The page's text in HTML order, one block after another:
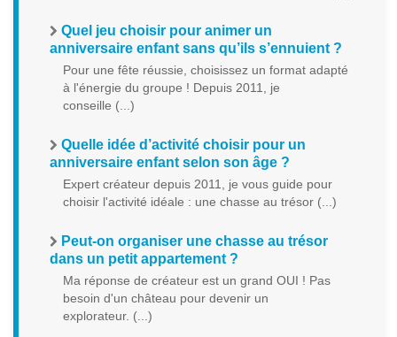
Quel jeu choisir pour animer un
anniversaire enfant sans qu’ils s’ennuient ?
Pour une fête réussie, choisissez un format adapté
à l'énergie du groupe ! Depuis 2011, je
conseille (...)
Quelle idée d’activité choisir pour un
anniversaire enfant selon son âge ?
Expert créateur depuis 2011, je vous guide pour
choisir l'activité idéale : une chasse au trésor (...)
Peut-on organiser une chasse au trésor
dans un petit appartement ?
Ma réponse de créateur est un grand OUI ! Pas
besoin d'un château pour devenir un
explorateur. (...)